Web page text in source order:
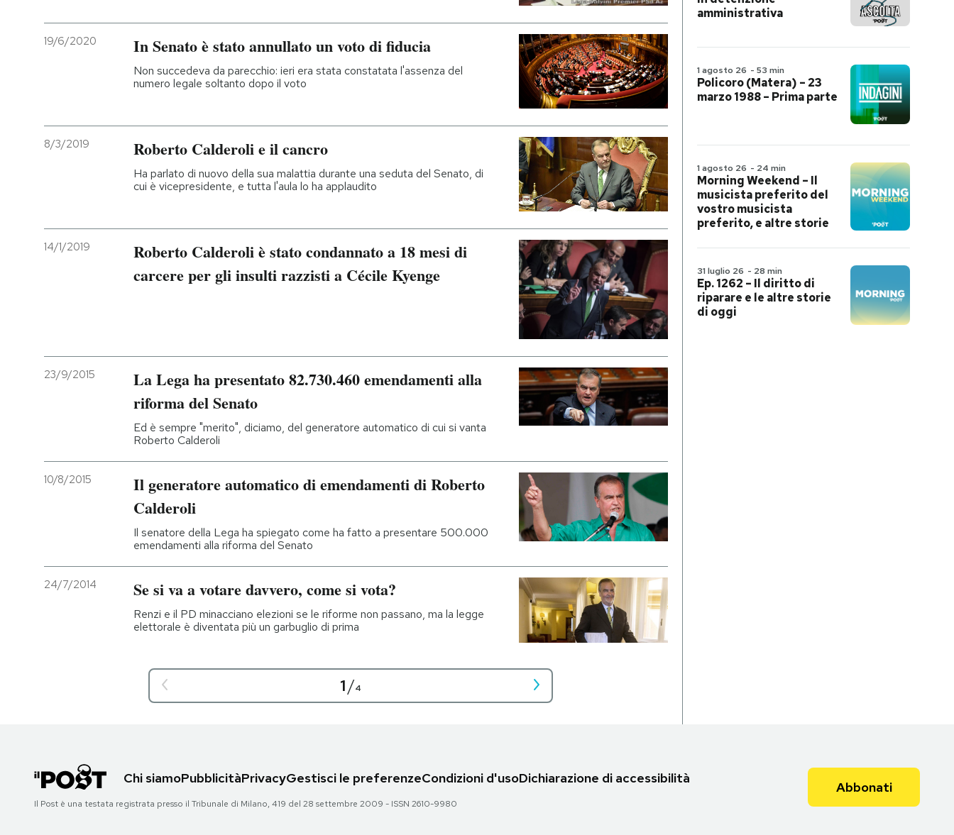
19/6/2020 In Senato è stato annullato un voto di fiducia
Non succedeva da parecchio: ieri era stata constatata l'assenza del
numero legale soltanto dopo il voto
8/3/2019 Roberto Calderoli e il cancro
Ha parlato di nuovo della sua malattia durante una seduta del Senato, di
cui è vicepresidente, e tutta l'aula lo ha applaudito
14/1/2019
Roberto Calderoli è stato condannato a 18 mesi di
carcere per gli insulti razzisti a Cécile Kyenge
23/9/2015
La Lega ha presentato 82.730.460 emendamenti alla
riforma del Senato
Ed è sempre "merito", diciamo, del generatore automatico di cui si vanta
Roberto Calderoli
10/8/2015
Il generatore automatico di emendamenti di Roberto
Calderoli
Il senatore della Lega ha spiegato come ha fatto a presentare 500.000
emendamenti alla riforma del Senato
24/7/2014 Se si va a votare davvero, come si vota?
Renzi e il PD minacciano elezioni se le riforme non passano, ma la legge
elettorale è diventata più un garbuglio di prima
1/4
amministrativa
1 agosto 26 - 53 min
Policoro (Matera) – 23
marzo 1988 – Prima parte
1 agosto 26 - 24 min
Morning Weekend – Il
musicista preferito del
vostro musicista
preferito, e altre storie
31 luglio 26 - 28 min
Ep. 1262 – Il diritto di
riparare e le altre storie
di oggi
Chi siamoPubblicitàPrivacyGestisci le preferenzeCondizioni d'usoDichiarazione di accessibilità
Il Post è una testata registrata presso il Tribunale di Milano, 419 del 28 settembre 2009 - ISSN 2610-9980
Abbonati